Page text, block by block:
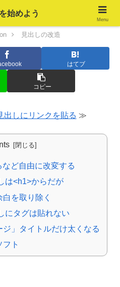
見出しの改造
はてブ
コピー
出しにリンクを貼る ≫
ど自由に改変する
は<h1>からだが
を取り除く
にタグは貼れない
ジ」タイトルだけ太くなる
ト
始めよう
Menu